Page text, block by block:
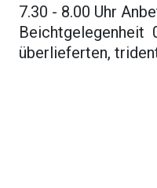
7.30 - 8.00 Uhr
Beichtgelegenheit
überlieferten,